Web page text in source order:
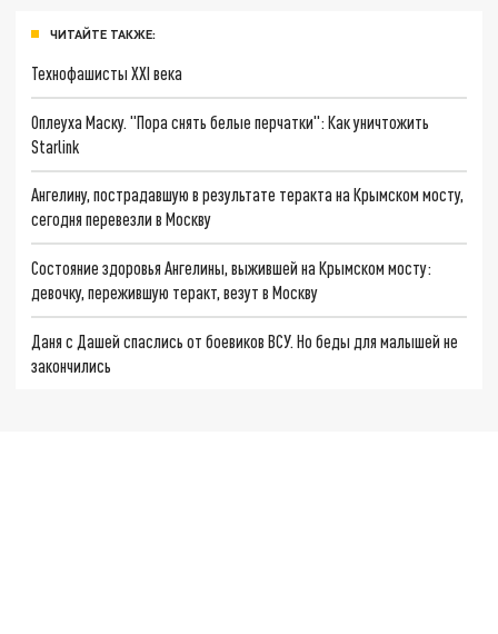
ЧИТАЙТЕ ТАКЖЕ:
Технофашисты XXI века
Оплеуха Маску. "Пора снять белые перчатки": Как уничтожить
Starlink
Ангелину, пострадавшую в результате теракта на Крымском мосту,
сегодня перевезли в Москву
Состояние здоровья Ангелины, выжившей на Крымском мосту:
девочку, пережившую теракт, везут в Москву
Даня с Дашей спаслись от боевиков ВСУ. Но беды для малышей не
закончились